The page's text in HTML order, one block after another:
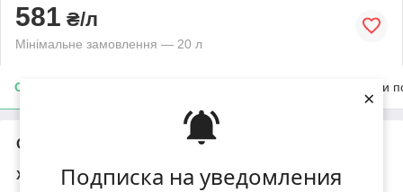
Подписка на уведомления
×
581 ₴/л
Мінімальне замовлення — 20 л
Опис Умови
Опис
ХЛОРПІРИВИТ-АГРО, КЕ®